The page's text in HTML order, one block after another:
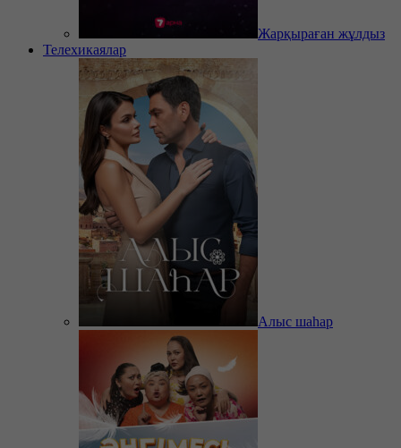
Жарқыраған жұлдыз
Телехикаялар
Алыс шаһар